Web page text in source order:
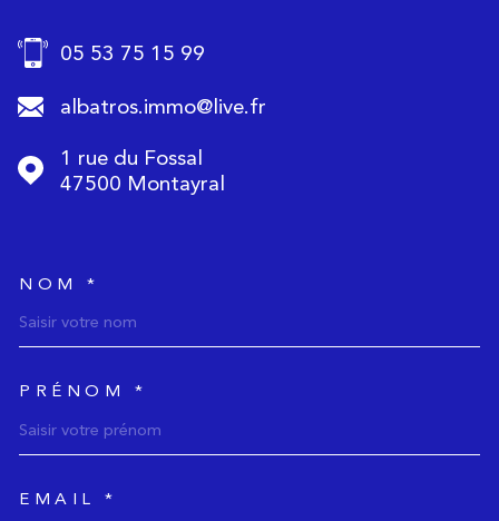
05 53 75 15 99
albatros.immo@live.fr
1 rue du Fossal
47500
Montayral
NOM *
PRÉNOM *
EMAIL *